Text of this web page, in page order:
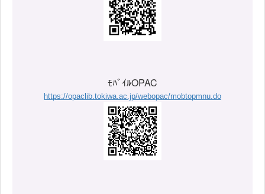
ﾓﾊﾞｲﾙOPAC
https://opaclib.tokiwa.ac.jp/webopac/mobtopmnu.do